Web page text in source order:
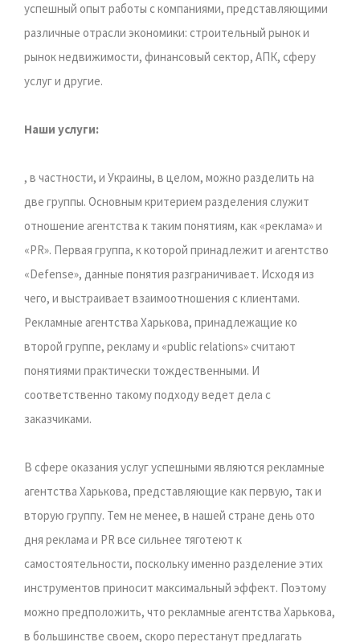
успешный опыт работы с компаниями, представляющими
различные отрасли экономики: строительный рынок и
рынок недвижимости, финансовый сектор, АПК, сферу
услуг и другие.
Наши услуги:
, в частности, и Украины, в целом, можно разделить на
две группы. Основным критерием разделения служит
отношение агентства к таким понятиям, как «реклама» и
«PR». Первая группа, к которой принадлежит и агентство
«Defense», данные понятия разграничивает. Исходя из
чего, и выстраивает взаимоотношения с клиентами.
Рекламные агентства Харькова, принадлежащие ко
второй группе, рекламу и «public relations» считают
понятиями практически тождественными. И
соответственно такому подходу ведет дела с
заказчиками.
В сфере оказания услуг успешными являются рекламные
агентства Харькова, представляющие как первую, так и
вторую группу. Тем не менее, в нашей стране день ото
дня реклама и PR все сильнее тяготеют к
самостоятельности, поскольку именно разделение этих
инструментов приносит максимальный эффект. Поэтому
можно предположить, что рекламные агентства Харькова,
в большинстве своем, скоро перестанут предлагать